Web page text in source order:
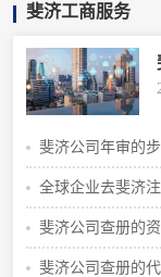
斐济工商服务
斐济公司年审的
全球企业去斐济
斐济公司查册的
斐济公司查册的